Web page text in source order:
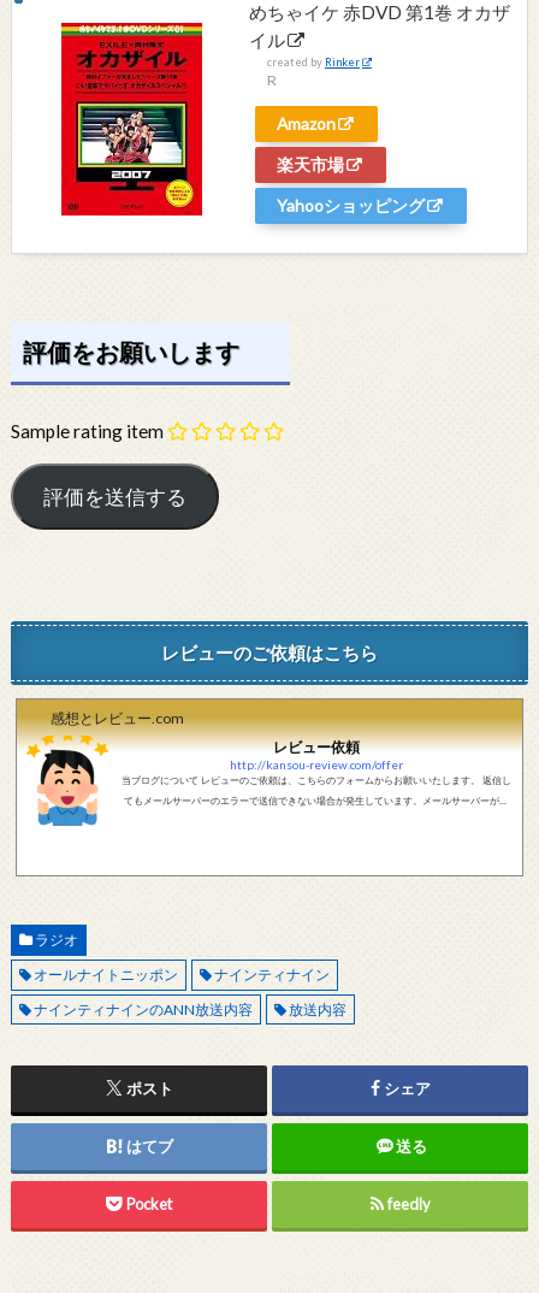
めちゃイケ 赤DVD 第1巻 オカザ
イル
created by Rinker
R
Amazon
楽天市場
Yahooショッピング
評価をお願いします
Sample rating item
レビューのご依頼はこちら
感想とレビュー.com
レビュー依頼
http://kansou-review.com/offer
当ブログについて レビューのご依頼は、こちらのフォームからお願いいたします。 返信し
てもメールサーバーのエラーで送信できない場合が発生しています。メールサーバーが正
ラジオ
オールナイトニッポン
ナインティナイン
ナインティナインのANN放送内容
放送内容
ポスト シェア
はてブ 送る
Pocket feedly